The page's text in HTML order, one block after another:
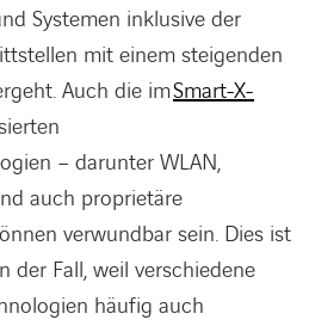
Systemen inklusive der
mit einem steigenden
Auch die imSmart-X-
– darunter WLAN,
auch proprietäre
verwundbar sein. Dies ist
der Fall, weil verschiedene
häufig auch